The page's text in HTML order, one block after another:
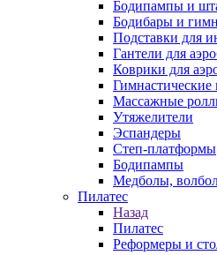
Бодипампы и
Бодибары и
Подставки для
Гантели для
Коврики для
Массажные
Утяжелители
Эспандеры
Степ-платформы
Бодипампы
Медболы,
Пилатес
Назад
Пилатес
Реформеры и